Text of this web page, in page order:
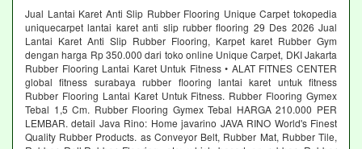
Jual Lantai Karet Anti Slip Rubber Flooring Unique Carpet tokopedia
uniquecarpet lantai karet anti slip rubber flooring 29 Des 2026 Jual
Lantai Karet Anti Slip Rubber Flooring, Karpet karet Rubber Gym
dengan harga Rp 350.000 dari toko online Unique Carpet, DKI Jakarta
Rubber Flooring Lantai Karet Untuk Fitness • ALAT FITNES CENTER
global fitness surabaya rubber flooring lantai karet untuk fitness
Rubber Flooring Lantai Karet Untuk Fitness. Rubber Flooring Gymex
Tebal 1,5 Cm. Rubber Flooring Gymex Tebal HARGA 210.000 PER
LEMBAR. detail Java Rino: Home javarino JAVA RINO World's Finest
Quality Rubber Products. as Conveyor Belt, Rubber Mat, Rubber Tile,